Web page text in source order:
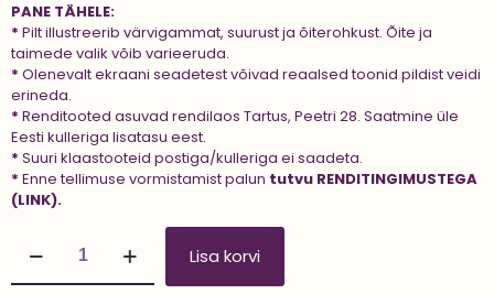
PANE TÄHELE:
* Pilt illustreerib värvigammat, suurust ja õiterohkust. Õite ja
taimede valik võib varieeruda.
* Olenevalt ekraani seadetest võivad reaalsed toonid pildist veidi
erineda.
* Renditooted asuvad rendilaos Tartus, Peetri 28. Saatmine üle
Eesti kulleriga lisatasu eest.
* Suuri klaastooteid postiga/kulleriga ei saadeta.
* Enne tellimuse vormistamist palun tutvu RENDITINGIMUSTEGA
(LINK).
'HAZEL
SUNSET
Lisa korvi